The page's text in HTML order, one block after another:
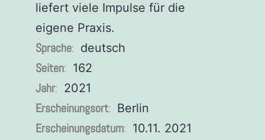
liefert viele Impulse für die
eigene Praxis.
Sprache: deutsch
Seiten: 162
Jahr: 2021
Erscheinungsort: Berlin
Erscheinungsdatum: 10.11. 2021